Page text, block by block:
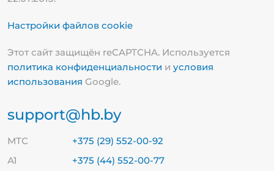
Настройки файлов cookie
Этот сайт защищён reCAPTCHA. Используется
политика конфиденциальности и условия
использования Google.
support@hb.by
МТС
+375 (29) 552-00-92
А1
+375 (44) 552-00-77